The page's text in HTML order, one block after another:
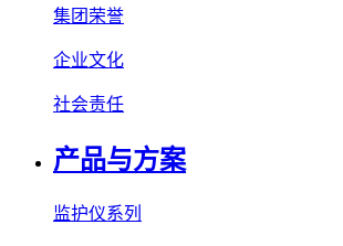
集团荣誉
企业文化
社会责任
产品与方案
监护仪系列